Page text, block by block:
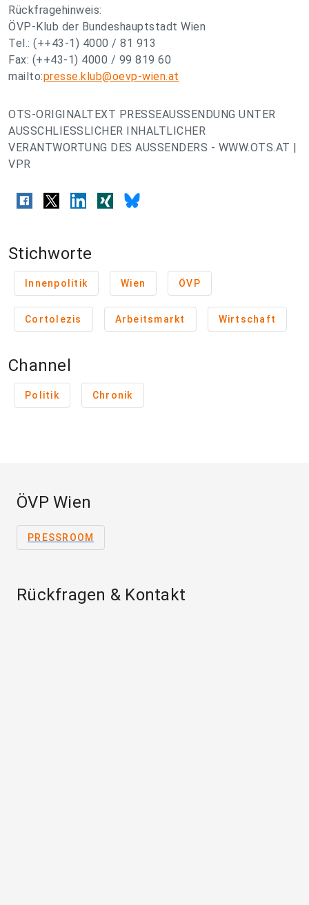
Rückfragehinweis:
ÖVP-Klub der Bundeshauptstadt Wien
Tel.: (++43-1) 4000 / 81 913
Fax: (++43-1) 4000 / 99 819 60
mailto:presse.klub@oevp-wien.at
OTS-ORIGINALTEXT PRESSEAUSSENDUNG UNTER
AUSSCHLIESSLICHER INHALTLICHER
VERANTWORTUNG DES AUSSENDERS - WWW.OTS.AT |
VPR
Stichworte
Innenpolitik Wien ÖVP
Cortolezis Arbeitsmarkt Wirtschaft
Channel
Politik Chronik
ÖVP Wien
PRESSROOM
Rückfragen & Kontakt